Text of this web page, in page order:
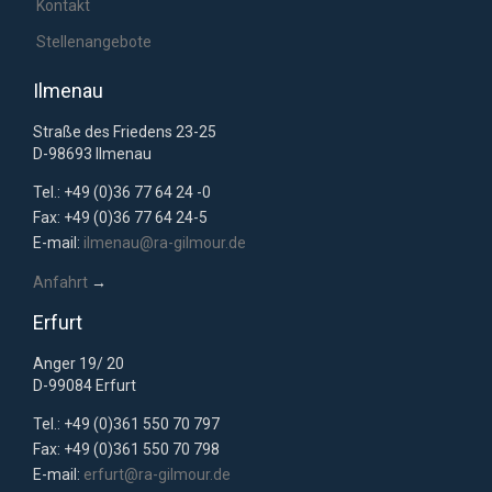
Kontakt
Stellenangebote
Ilmenau
Straße des Friedens 23-25
D-98693 Ilmenau
Tel.: +49 (0)36 77 64 24 -0
Fax: +49 (0)36 77 64 24-5
E-mail: ilmenau@ra-gilmour.de
Anfahrt →
Erfurt
Anger 19/ 20
D-99084 Erfurt
Tel.: +49 (0)361 550 70 797
Fax: +49 (0)361 550 70 798
E-mail: erfurt@ra-gilmour.de